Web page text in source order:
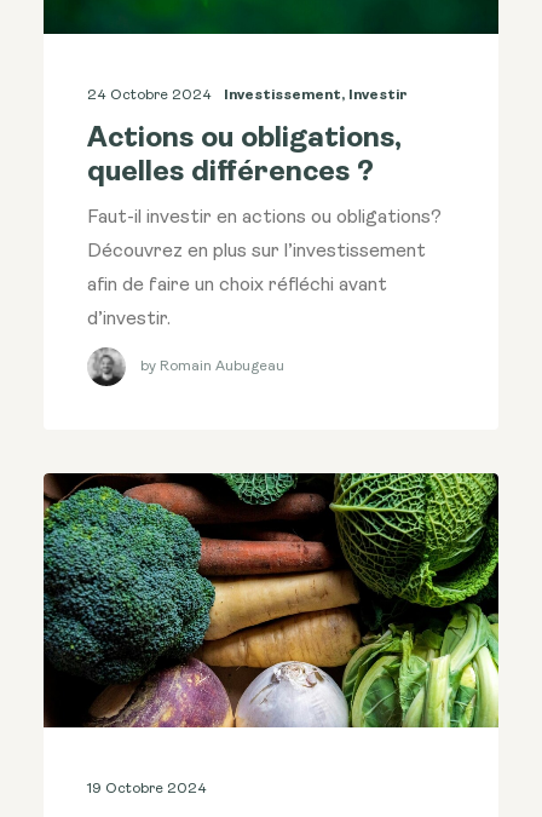
24 Octobre 2024 Investissement, Investir
Actions ou obligations,
quelles différences ?
Faut-il investir en actions ou obligations?
Découvrez en plus sur l’investissement
afin de faire un choix réfléchi avant
d’investir.
by Romain Aubugeau
19 Octobre 2024